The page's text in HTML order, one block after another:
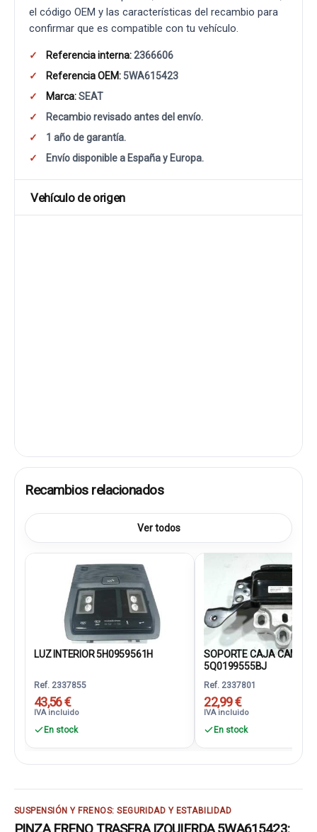
el código OEM y las características del recambio para
confirmar que es compatible con tu vehículo.
Referencia interna:2366606
Referencia OEM: 5WA615423
Marca:SEAT
Recambio revisado antes del envío.
1 año de garantía.
Envío disponible a España y Europa.
Vehículo de origen
Recambios relacionados
Ver todos
LUZ INTERIOR 5H0959561H
Ref. 2337855
43,56 €
IVA incluido
En stock
SOPORTE CAJA CAMBIO
5Q0199555BJ
Ref. 2337801
22,99 €
IVA incluido
En stock
SUSPENSIÓN Y FRENOS: SEGURIDAD Y ESTABILIDAD